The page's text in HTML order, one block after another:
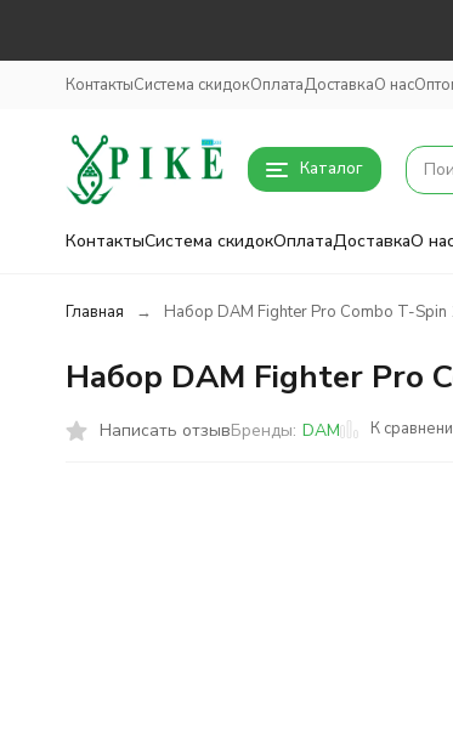
КонтактыСистема скидокОплатаДоставкаО нас
Каталог
КонтактыСистема скидокОплатаДоставкаО
Главная Набор DAM Fighter Pro Combo T-
Набор DAM Fighter Pro
Написать отзывБренды: DAM К